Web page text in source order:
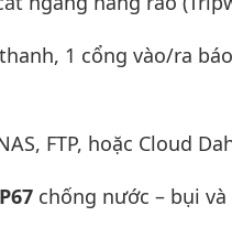
1 cổng vào/ra
FTP, hoặc Cloud
chống nước – bụi và